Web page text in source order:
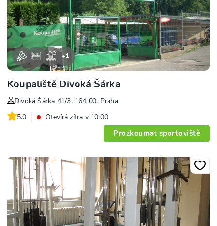
+1
Koupaliště Divoká Šárka
Divoká Šárka 41/3, 164 00, Praha
5.0
Otevírá zítra v 10:00
Prozkoumat sportoviště